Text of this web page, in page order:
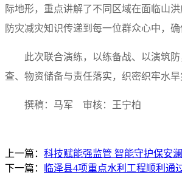
际地形，重点讲解了不同区域在面临山
防灾减灾知识传递到每一位群众心中，
此次联合演练，以练备战、以演筑
查、物资储备与责任落实，织密织牢水旱
撰稿：马军 审核：王宁柏
上一篇： 科技赋能强监管 智能守护保安
下一篇：
临泽县4项重点水利工程顺利通